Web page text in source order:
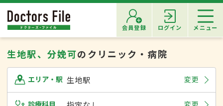
会員登録 ログイン メニュー
生地駅、分娩可のクリニック・病院
エリア・駅 生地駅 変更
診療科目 変更